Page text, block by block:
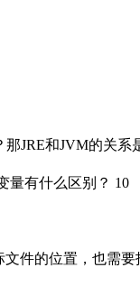
JRE和JVM的关系
量有什么区别？ 10
件的位置，也需